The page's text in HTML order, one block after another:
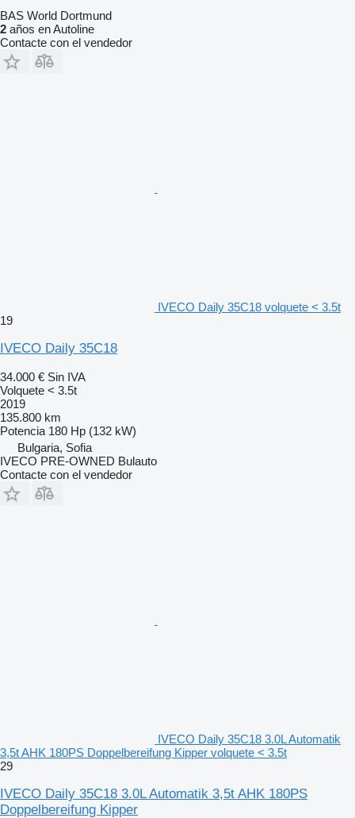
BAS World Dortmund
2 años en Autoline
Contacte con el vendedor
IVECO Daily 35C18 volquete < 3.5t
19
IVECO Daily 35C18
34.000 € Sin IVA
Volquete < 3.5t
2019
135.800 km
Potencia 180 Hp (132 kW)
Bulgaria, Sofia
IVECO PRE-OWNED Bulauto
Contacte con el vendedor
IVECO Daily 35C18 3.0L Automatik
3,5t AHK 180PS Doppelbereifung Kipper volquete < 3.5t
29
IVECO Daily 35C18 3.0L Automatik 3,5t AHK 180PS
Doppelbereifung Kipper